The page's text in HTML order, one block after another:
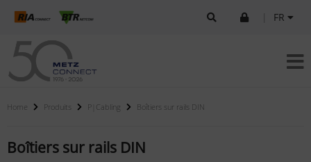
FR
Home Produits P|Cabling Boîtiers sur rails DIN
Boîtiers sur rails DIN